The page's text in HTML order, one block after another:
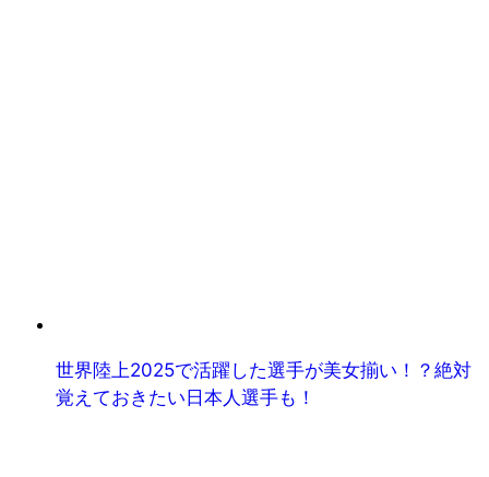
世界陸上2025で活躍した選手が美女揃い！？絶対
覚えておきたい日本人選手も！